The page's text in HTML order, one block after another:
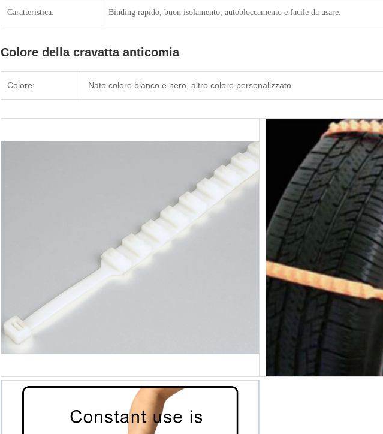
Caratteristica: Binding rapido, buon isolamento, autobloccamento e facile da usare.
Colore della cravatta anticomia
Colore: Nato colore bianco e nero, altro colore personalizzato